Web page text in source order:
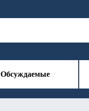
Обсуждаемые